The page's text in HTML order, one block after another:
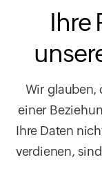
Ihre
Wir glauben,
einer
Ihre Daten
verdienen,